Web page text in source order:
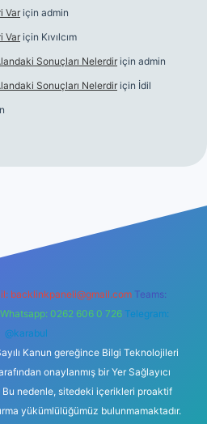
Var için admin
Var için Kıvılcım
Sonuçları Nelerdir için admin
Sonuçları Nelerdir için İdil
backlinkpaneli@gmail.com Teams:
Whatsapp: 0262 606 0 726 Telegram:
@karabul
Kanun gereğince Bilgi Teknolojileri
onaylanmış bir Yer Sağlayıcı
nedenle, sitedeki içerikleri proaktif
yükümlülüğümüz bulunmamaktadır.